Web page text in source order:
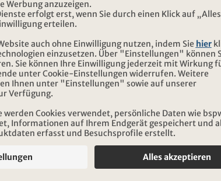
Warme Waffeln und Fisch à la